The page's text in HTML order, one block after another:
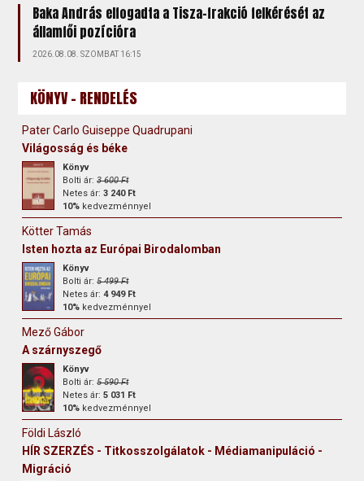
Baka András elfogadta a Tisza-frakció felkérését az
államfői pozícióra
2026.08.08. SZOMBAT 16:15
KÖNYV - RENDELÉS
Pater Carlo Guiseppe Quadrupani
Világosság és béke
Könyv
Bolti ár:3 600 Ft
Netes ár:3 240 Ft
10% kedvezménnyel
Kötter Tamás
Isten hozta az Európai Birodalomban
Könyv
Bolti ár:5 499 Ft
Netes ár:4 949 Ft
10% kedvezménnyel
Mező Gábor
A szárnyszegő
Könyv
Bolti ár:5 590 Ft
Netes ár:5 031 Ft
10% kedvezménnyel
Földi László
HÍR SZERZÉS - Titkosszolgálatok - Médiamanipuláció -
Migráció